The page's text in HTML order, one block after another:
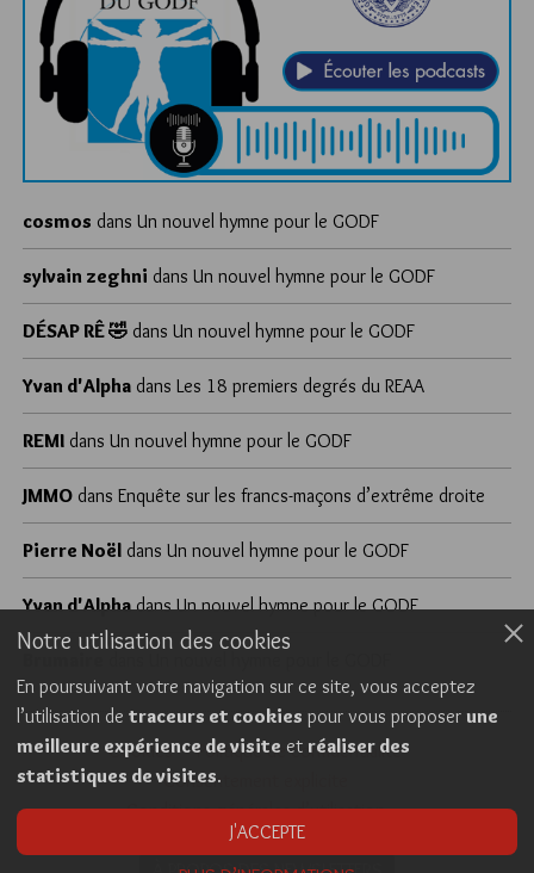
cosmos dans Un nouvel hymne pour le GODF
sylvain zeghni dans Un nouvel hymne pour le GODF
DÉSAP RÊ 🤣 dans Un nouvel hymne pour le GODF
Yvan d'Alpha dans Les 18 premiers degrés du REAA
REMI dans Un nouvel hymne pour le GODF
JMMO dans Enquête sur les francs-maçons d’extrême droite
Pierre Noël dans Un nouvel hymne pour le GODF
Yvan d'AlphadansUn nouvel hymne pour le GODF
Cookies
Politique de confidentialité
Consentement explicite
Conditions générales d’utilisation
Notre utilisation des cookies
En poursuivant votre navigation sur ce site, vous acceptez
l’utilisation de traceurs et cookies pour vous proposer une
meilleure expérience de visite et réaliser des
statistiques de visites.
J'ACCEPTE